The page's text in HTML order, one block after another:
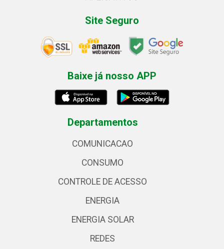
Site Seguro
Baixe já nosso APP
Departamentos
COMUNICACAO
CONSUMO
CONTROLE DE ACESSO
ENERGIA
ENERGIA SOLAR
REDES